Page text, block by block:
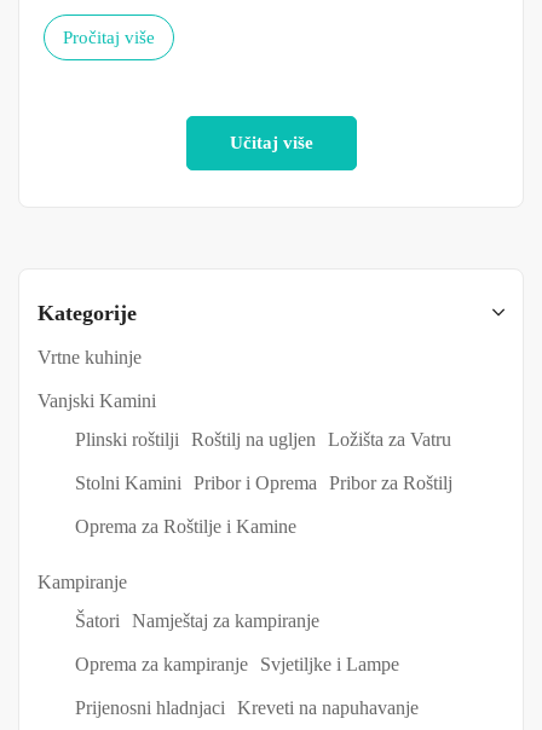
Kategorije
Vrtne kuhinje
Vanjski Kamini
Plinski roštilji
Roštilj na ugljen Ložišta za Vatru
Stolni Kamini Pribor i Oprema Pribor za Roštilj
Oprema za Roštilje i Kamine
Kampiranje
Šatori
Namještaj za kampiranje
Oprema za kampiranje Svjetiljke i Lampe
Prijenosni hladnjaci Kreveti na napuhavanje
Pročitaj više
Učitaj više